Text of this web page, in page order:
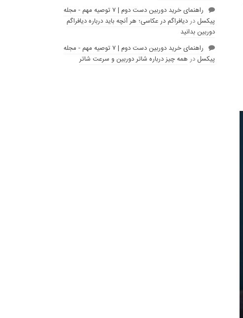
راهنمای خرید دوربین دست دوم | ۷ توصیه مهم - مجله
پیکسلدردیافراگم در عکاسی؛ هر آنچه باید درباره دیافراگم
دوربین بدانید
راهنمای خرید دوربین دست دوم | ۷ توصیه مهم - مجله
پیکسلدر همه چیز درباره شاتر دوربین و سرعت شاتر